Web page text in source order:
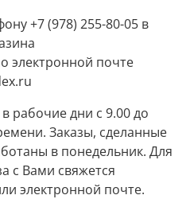
+7 (978) 255-80-05 в
электронной почте
рабочие дни с 9.00 до
Заказы, сделанные
в понедельник. Для
с Вами свяжется
электронной почте.